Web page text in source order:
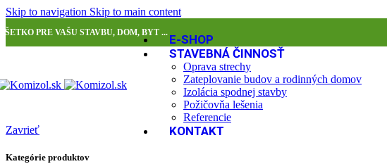
Skip to navigation Skip to main content
PRE VAŠU STAVBU, DOM, BYT ... E-SHOP
STAVEBNÁ ČINNOSŤ
Oprava strechy
Zateplovanie budov a rodinných domov
Izolácia spodnej stavby
Požičovňa lešenia
Referencie
KONTAKT
Zavrieť
Kategórie produktov